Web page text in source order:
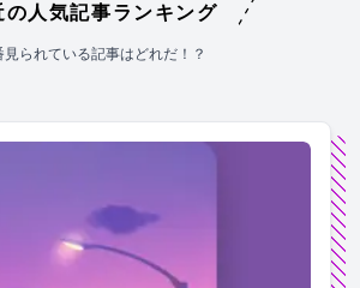
の人気記事ランキング
見られている記事はどれだ！？